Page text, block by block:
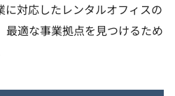
に対応したレンタルオフィスの
最適な事業拠点を見つけるため